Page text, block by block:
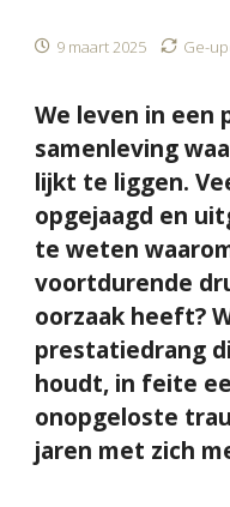
9 maart 2025 Ge-
We leven in
samenleving
lijkt te liggen.
opgejaagd en
te weten
voortdurende
oorzaak heeft?
prestatiedrang
houdt, in feite
onopgeloste
jaren met zich